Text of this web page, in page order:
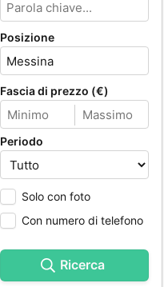
Posizione
Fascia di prezzo (€)
Periodo
Solo con foto
Con numero di telefono
Ricerca